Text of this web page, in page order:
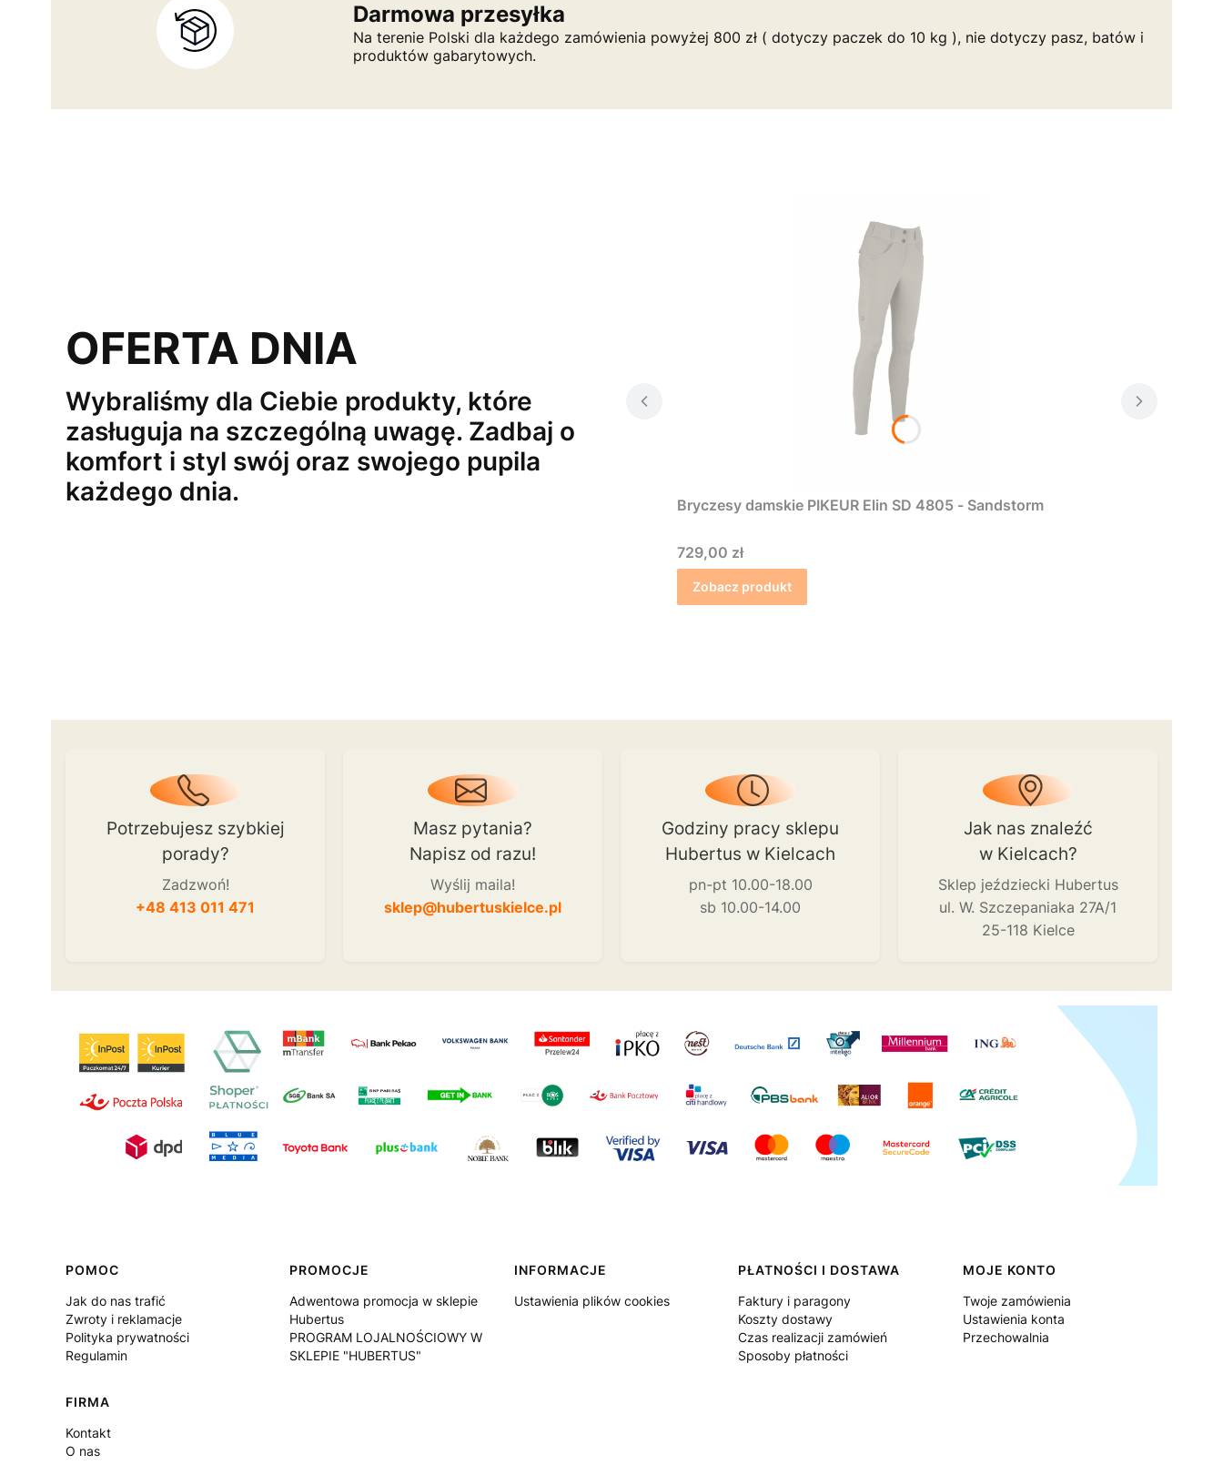
Darmowa przesyłka
Na terenie Polski dla każdego zamówienia powyżej 800 zł ( dotyczy paczek do 10 kg ), nie dotyczy pasz, batów i
produktów gabarytowych.
OFERTA DNIA
Wybraliśmy dla Ciebie produkty, które
zasługuja na szczególną uwagę. Zadbaj o
komfort i styl swój oraz swojego pupila
każdego dnia.
Bryczesy damskie PIKEUR Elin SD 4805 - Sandstorm
Cena
729,00 zł
Zobacz produkt
Potrzebujesz szybkiej
porady?
Zadzwoń!
+48 413 011 471
Masz pytania?
Napisz od razu!
Wyślij maila!
sklep@hubertuskielce.pl
Godziny pracy sklepu
Hubertus w Kielcach
pn-pt 10.00-18.00
sb 10.00-14.00
Jak nas znaleźć
w Kielcach?
Sklep jeździecki Hubertus
ul. W. Szczepaniaka 27A/1
25-118 Kielce
Linki w stopce
POMOC
Jak do nas trafić
Zwroty i reklamacje
Polityka prywatności
Regulamin
PROMOCJE
Adwentowa promocja w sklepie
Hubertus
PROGRAM LOJALNOŚCIOWY W
SKLEPIE "HUBERTUS"
INFORMACJE
Ustawienia plików cookies
PŁATNOŚCI I DOSTAWA
Faktury i paragony
Koszty dostawy
Czas realizacji zamówień
Sposoby płatności
MOJE KONTO
Twoje zamówienia
Ustawienia konta
Przechowalnia
FIRMA
Kontakt
O nas